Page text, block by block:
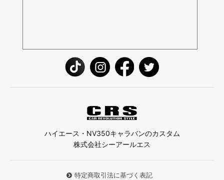
ハイエース・NV350キャラバンのカスタム
株式会社シーアールエス
特定商取引法に基づく表記